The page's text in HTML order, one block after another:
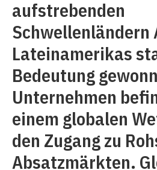
aufstrebenden
Schwellenländern
Lateinamerikas
Bedeutung
Unternehmen
einem globalen
den Zugang zu
Absatzmärkten.